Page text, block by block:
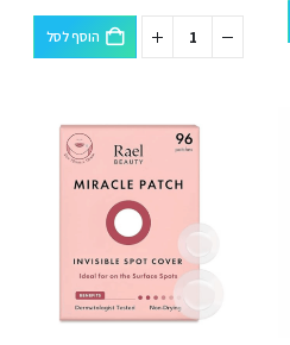
הוסף לסל